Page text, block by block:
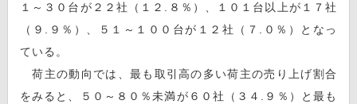
１～３０台が２２社（１２.８％）、１０１台以上が１７社
（９.９％）、５１～１００台が１２社（７.０％）となっ
ている。
荷主の動向では、最も取引高の多い荷主の売り上げ割合
をみると、５０～８０％未満が６０社（３４.９％）と最も